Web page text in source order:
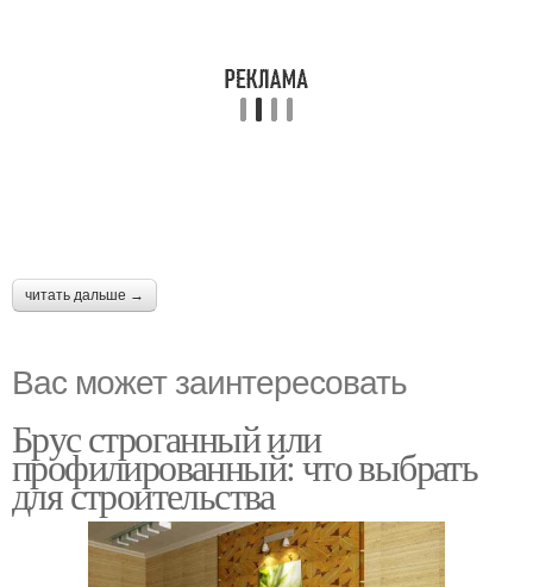
читать дальше →
Вас может заинтересовать
Брус строганный или
профилированный: что выбрать
для строительства